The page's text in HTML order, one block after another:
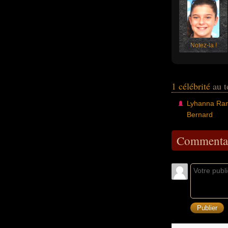
Notez-la !
1 célébrité au
Lyhanna
Bernard